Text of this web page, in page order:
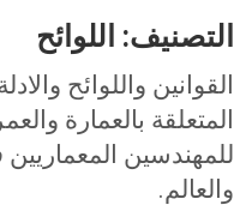
التصنيف: اللوائح
القوانين واللوائح
المتعلقة بالعمارة
للمهندسين
والعالم.